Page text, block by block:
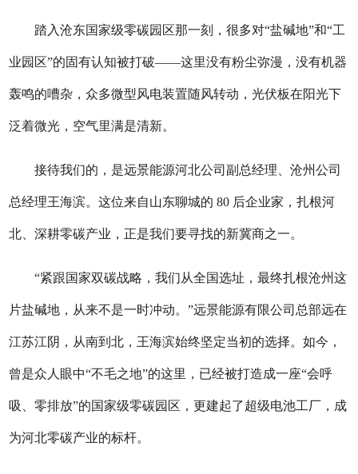
踏入沧东国家级零碳园区那一刻，很多对“盐碱地”和“工
业园区”的固有认知被打破——这里没有粉尘弥漫，没有机器
轰鸣的嘈杂，众多微型风电装置随风转动，光伏板在阳光下
泛着微光，空气里满是清新。
接待我们的，是远景能源河北公司副总经理、沧州公司
总经理王海滨。这位来自山东聊城的 80 后企业家，扎根河
北、深耕零碳产业，正是我们要寻找的新冀商之一。
“紧跟国家双碳战略，我们从全国选址，最终扎根沧州这
片盐碱地，从来不是一时冲动。”远景能源有限公司总部远在
江苏江阴，从南到北，王海滨始终坚定当初的选择。如今，
曾是众人眼中“不毛之地”的这里，已经被打造成一座“会呼
吸、零排放”的国家级零碳园区，更建起了超级电池工厂，成
为河北零碳产业的标杆。